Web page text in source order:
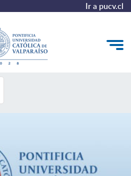
Ir a pucv.cl
PUCV